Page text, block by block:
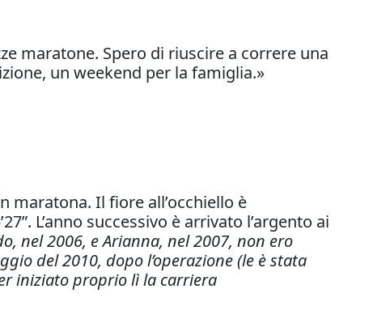
maratone. Spero di riuscire a correre una
un weekend per la famiglia.»
maratona. Il fiore all’occhiello è
L’anno successivo è arrivato l’argento ai
nel 2006, e Arianna, nel 2007, non ero
del 2010, dopo l’operazione (le è stata
iniziato proprio lì la carriera